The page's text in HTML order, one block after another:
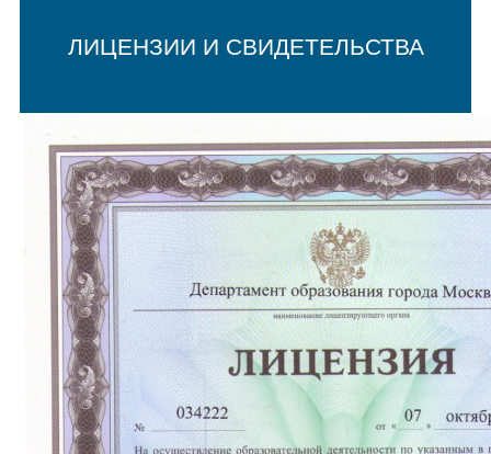
ЛИЦЕНЗИИ И СВИДЕТЕЛЬСТВА